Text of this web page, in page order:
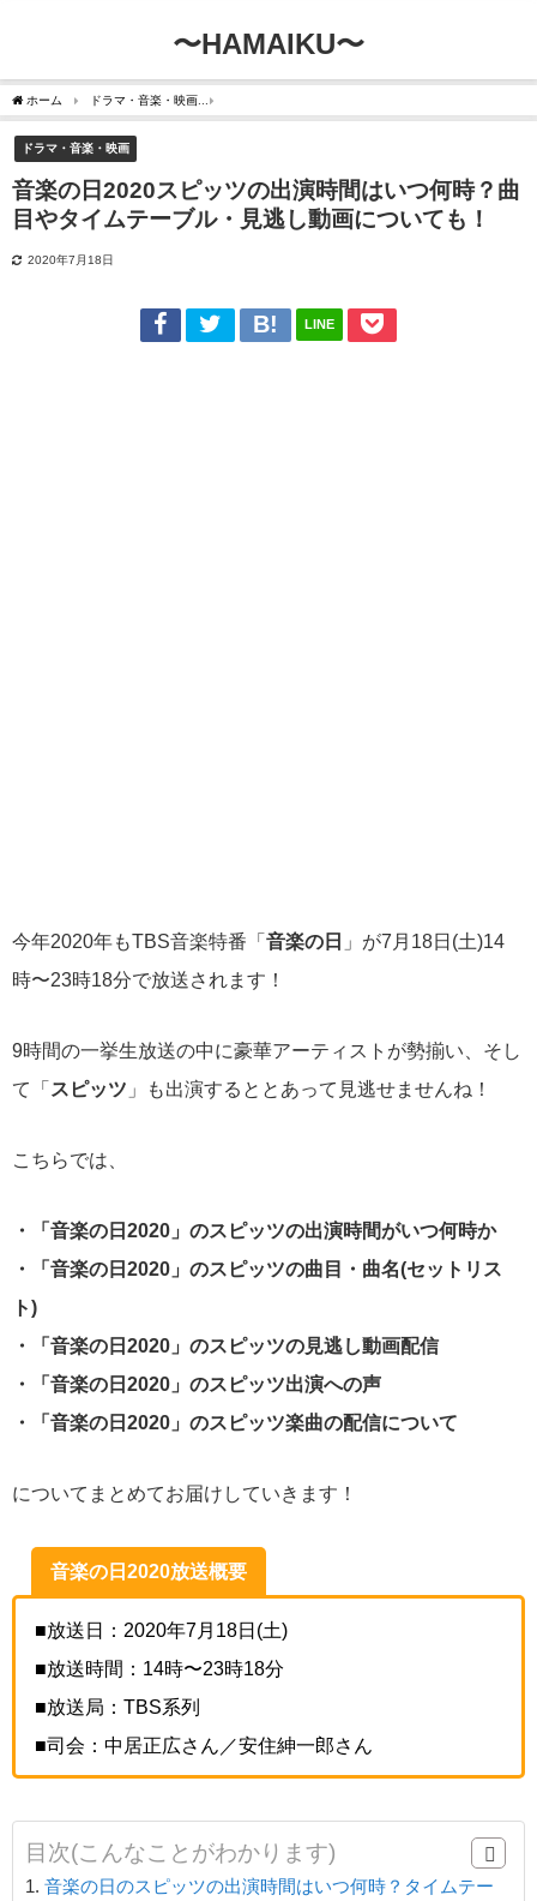
〜HAMAIKU〜
ホーム ドラマ・音楽・映画
ドラマ・音楽・映画
音楽の日2020スピッツの出演時間はいつ何時？曲
目やタイムテーブル・見逃し動画についても！
2020年7月18日
LINE
今年2020年もTBS音楽特番「音楽の日 」が7月18日(土)14
時〜23時18分で放送されます！
9時間の一挙生放送の中に豪華アーティストが勢揃い、そし
て「 スピッツ 」も出演するととあって見逃せませんね！
こちらでは、
・「音楽の日2020」のスピッツの出演時間がいつ何時か
・「音楽の日2020」のスピッツの曲目・曲名(セットリス
ト)
・「音楽の日2020」のスピッツの見逃し動画配信
・「音楽の日2020」のスピッツ出演への声
・「音楽の日2020」のスピッツ楽曲の配信について
についてまとめてお届けしていきます！
音楽の日2020放送概要
■放送日：2020年7月18日(土)
■放送時間：14時〜23時18分
■放送局：TBS系列
■司会：中居正広さん／安住紳一郎さん
目次(こんなことがわかります)
音楽の日のスピッツの出演時間はいつ何時？タイムテー